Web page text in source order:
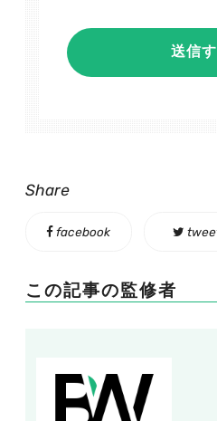
Share
facebook
この記事の監修者